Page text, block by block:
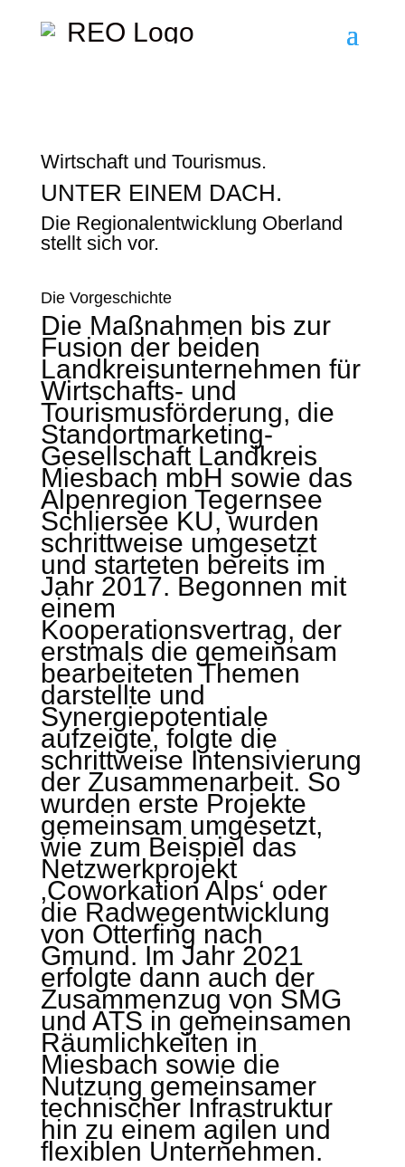
Wirtschaft und Tourismus.
UNTER EINEM DACH.
Die Regionalentwicklung Oberland
stellt sich vor.
Die Vorgeschichte
Die Maßnahmen bis zur
Fusion der beiden
Landkreisunternehmen für
Wirtschafts- und
Tourismusförderung, die
Standortmarketing-
Gesellschaft Landkreis
Miesbach mbH sowie das
Alpenregion Tegernsee
Schliersee KU, wurden
schrittweise umgesetzt
und starteten bereits im
Jahr 2017. Begonnen mit
einem
Kooperationsvertrag, der
erstmals die gemeinsam
bearbeiteten Themen
darstellte und
Synergiepotentiale
aufzeigte, folgte die
schrittweise Intensivierung
der Zusammenarbeit. So
wurden erste Projekte
gemeinsam umgesetzt,
wie zum Beispiel das
Netzwerkprojekt
‚Coworkation Alps‘ oder
die Radwegentwicklung
von Otterfing nach
Gmund. Im Jahr 2021
erfolgte dann auch der
Zusammenzug von SMG
und ATS in gemeinsamen
Räumlichkeiten in
Miesbach sowie die
Nutzung gemeinsamer
technischer Infrastruktur
hin zu einem agilen und
flexiblen Unternehmen.